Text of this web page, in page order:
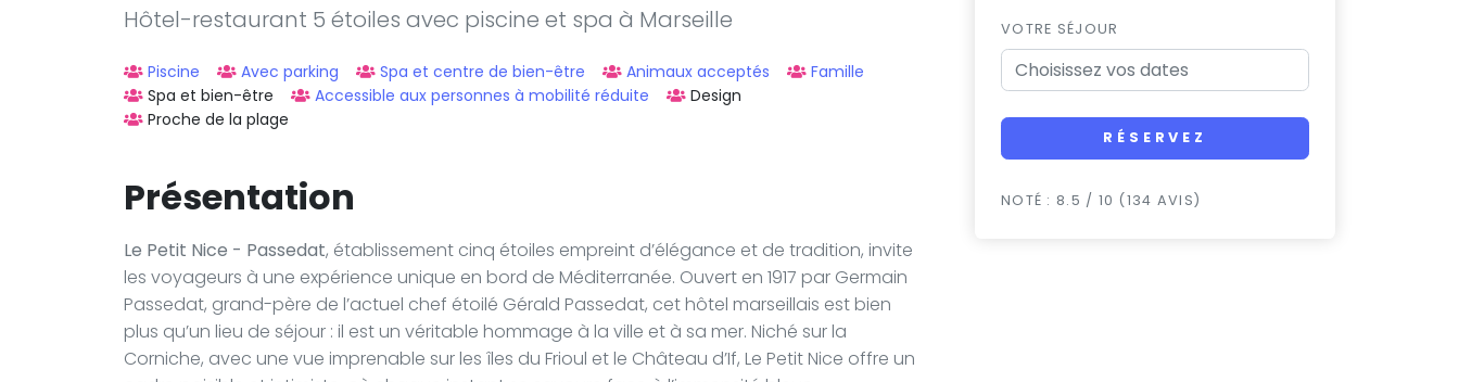
Hôtel-restaurant 5 étoiles avec piscine et spa à Marseille
Piscine Avec parking Spa et centre de bien-être Animaux acceptés
Famille
Spa et bien-être
Accessible aux personnes à mobilité réduite
Design
Proche de la plage
Présentation
Le Petit Nice - Passedat, établissement cinq étoiles empreint d’élégance et de tradition, invite
les voyageurs à une expérience unique en bord de Méditerranée. Ouvert en 1917 par Germain
Passedat, grand-père de l’actuel chef étoilé Gérald Passedat, cet hôtel marseillais est bien
plus qu’un lieu de séjour : il est un véritable hommage à la ville et à sa mer. Niché sur la
Corniche, avec une vue imprenable sur les îles du Frioul et le Château d’If, Le Petit Nice offre un
VOTRE SÉJOUR
RÉSERVEZ
NOTÉ : 8.5 / 10 (134 AVIS)